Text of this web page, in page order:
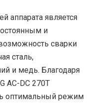
аппарата является
и
сварки
сталь,
и медь. Благодаря
AC-DC 270T
оптимальный режим